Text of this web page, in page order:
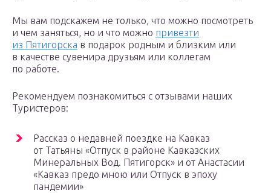
Мы вам подскажем не только, что можно посмотреть
и чем заняться, но и что можно привезти
из Пятигорска в подарок родным и близким или
в качестве сувенира друзьям или коллегам
по работе.
Рекомендуем познакомиться с отзывами наших
Туристеров:
Рассказ о недавней поездке на Кавказ
от Татьяны «Отпуск в районе Кавказских
Минеральных Вод. Пятигорск» и от Анастасии
«Кавказ предо мною или Отпуск в эпоху
пандемии»